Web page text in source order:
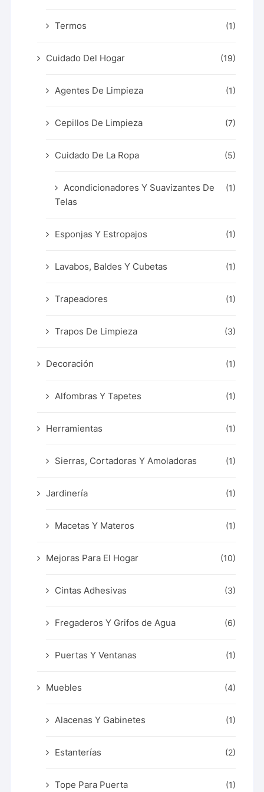
Termos (1)
Cuidado Del Hogar (19)
Agentes De Limpieza (1)
Cepillos De Limpieza (7)
Cuidado De La Ropa (5)
Acondicionadores Y Suavizantes De
Telas
(1)
Esponjas Y Estropajos (1)
Lavabos, Baldes Y Cubetas (1)
Trapeadores (1)
Trapos De Limpieza (3)
Decoración (1)
Alfombras Y Tapetes (1)
Herramientas (1)
Sierras, Cortadoras Y Amoladoras (1)
Jardinería (1)
Macetas Y Materos (1)
Mejoras Para El Hogar (10)
Cintas Adhesivas (3)
Fregaderos Y Grifos de Agua (6)
Puertas Y Ventanas (1)
Muebles (4)
Alacenas Y Gabinetes (1)
Estanterías (2)
Tope Para Puerta (1)